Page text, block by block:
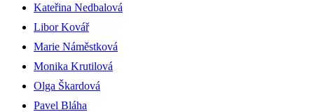
Kateřina Nedbalová
Libor Kovář
Marie Náměstková
Monika Krutilová
Olga Škardová
Pavel Bláha